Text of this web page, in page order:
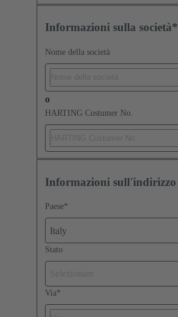
Informazioni sulla società*
Nome della società
o
HARTING Costumer No.
Informazioni sull'indirizzo
Paese*
Italy
Stato
Via*